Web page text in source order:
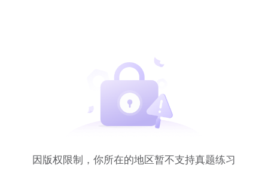
因版权限制，你所在的地区暂不支持真题练习